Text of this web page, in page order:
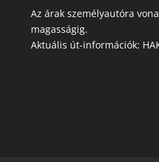
Az árak személyautóra
magasságig.
Aktuális út-információk: